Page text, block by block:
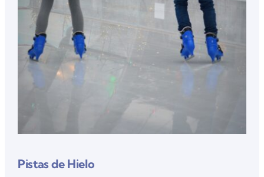
Pistas de Hielo